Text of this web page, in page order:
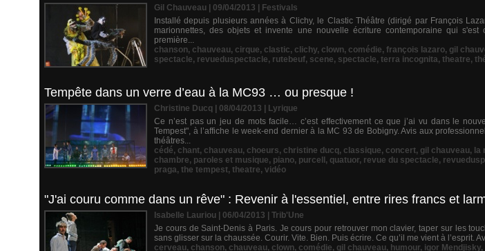
Gil Chauveau | 09/04/2013
Festivals
Installé depuis plusieurs années à Clichy, le Clastic Théâtre (dirigé par François
marionnettes, des objets et invente une nouvelle écriture contemporaine qui
première...
chanson, chauveau, cirque, clastic, clichy, clown, comédie, françois lazaro, gil
spectacle, revueduspectacle, rutebeuf, scene, spectacle, terra incognita, theatre,
Tempête dans un verre d’eau à la MC93 … ou presque !
Christine Ducq | 08/04/2013
Lyrique
Ce n’est pas un jeu de mots facile… c’est effectivement ce que j’ai vu dans le
Tempest", à l’affiche le week-end dernier à la MC 93 de Bobigny. Avis aux
théâtres...
cédé, chant, chauveau, choeurs, christine ducq, classique, concert, gil chauveau, la
chambre, paroles et musique, piano, purcell , quatuor, revue du spectacle,
praga, the tempest, theatre, vidéo
"J'ai couru comme dans un rêve" : Revenir à l'essentiel, entre rires francs et
Isabelle Lauriou | 06/04/2013
Trib'Une
Je cours de Saint-Denis à Paris. Je cours pour retrouver mon clavier, taper sur les
sans glisser sur la chaussée. Courir. Vite. Bien. Puis écrire. Ce qu’il me vient à l’esprit.
cerveau, chanson, chauveau, clown, comédie, gil chauveau, humour, igor Mendjisky,